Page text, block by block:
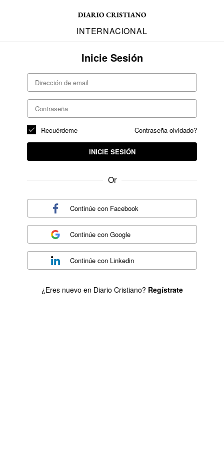
INTERNACIONAL
Inicie Sesión
Contraseña olvidado?
Recuérdeme
INICIE SESIÓN
Or
Continúe con Facebook
Continúe conGoogle
Continúe con Linkedin
¿Eres nuevo en Diario Cristiano? Regístrate